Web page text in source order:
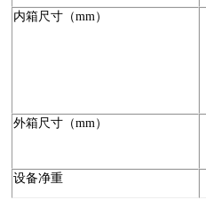
内箱尺寸（mm）
外箱尺寸（mm）
设备净重